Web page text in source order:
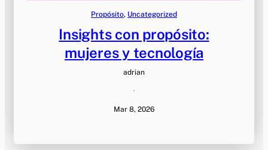
Propósito, Uncategorized
Insights con propósito:
mujeres y tecnología
adrian
·
Mar 8, 2026